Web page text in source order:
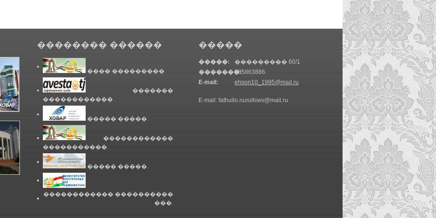
�������� ������
���� ���������.
�������
������������ .
����� �����.
������������
�����������.
����� �����.
������������ ����������
���.
�����
�����:
��������� 60/1
�������:985863886
E-mail:
ehson10_1995@mail.ru
E-mail: fathullo.nurulloev@mail.ru